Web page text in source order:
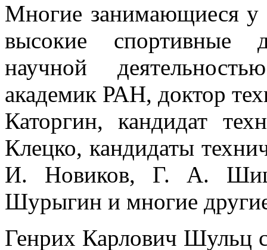
Многие занимающиеся у
высокие спортивные
научной
академик РАН, доктор
Каторгин, кандидат
Клецко, кандидаты
И. Новиков, Г. А.
Шурыгин и многие
Генрих Карлович Шульц